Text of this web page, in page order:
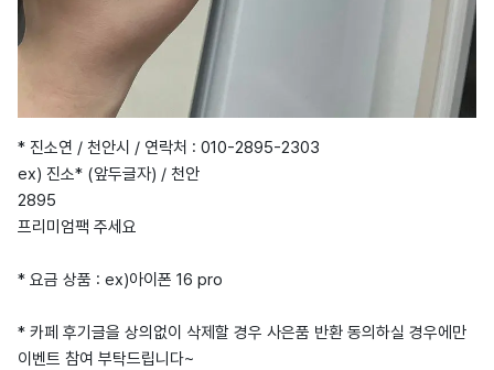
* 진소연 / 천안시 / 연락처 : 010-2895-2303
ex) 진소* (앞두글자) / 천안
2895
프리미엄팩 주세요
* 요금 상품 : ex)아이폰 16 pro
* 카페 후기글을 상의없이 삭제할 경우 사은품 반환 동의하실 경우에만
이벤트 참여 부탁드립니다~